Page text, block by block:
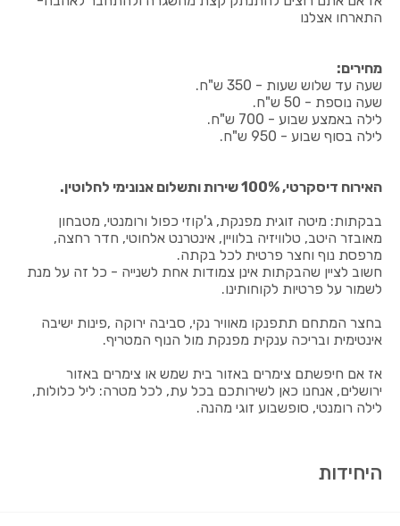
התארחו אצלנו
מחירים:
שעה עד שלוש שעות - 350 ש"ח.
שעה נוספת - 50 ש"ח.
לילה באמצע שבוע - 700 ש"ח.
לילה בסוף שבוע - 950 ש"ח.
האירוח דיסקרטי, 100% שירות ותשלום אנונימי לחלוטין.
בבקתות: מיטה זוגית מפנקת, ג'קוזי כפול ורומנטי, מטבחון
מאובזר היטב, טלוויזיה בלוויין, אינטרנט אלחוטי, חדר רחצה,
מרפסת נוף וחצר פרטית לכל בקתה.
חשוב לציין שהבקתות אינן צמודות אחת לשנייה - כל זה על מנת
לשמור על פרטיות לקוחותינו.
בחצר המתחם תתפנקו מאוויר נקי, סביבה ירוקה ,פינות ישיבה
אינטימית ובריכה ענקית מפנקת מול הנוף המטריף.
אז אם חיפשתם צימרים באזור בית שמש או צימרים באזור
ירושלים, אנחנו כאן לשירותכם בכל עת, לכל מטרה: ליל כלולות,
לילה רומנטי, סופשבוע זוגי מהנה.
היחידות